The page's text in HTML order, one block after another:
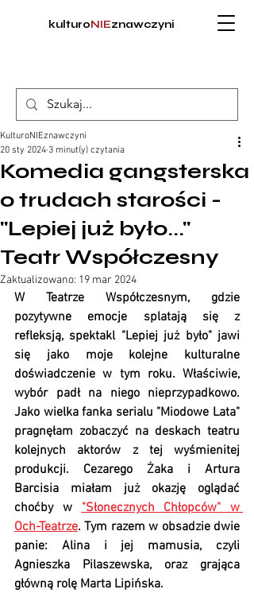
kulturoNIEznawczyni
Komedia gangsterska
o trudach starości -
"Lepiej już było..."
Teatr Współczesny
KulturoNIEznawczyni
20 sty 2024 3 minut(y) czytania
Zaktualizowano: 19 mar 2024
W Teatrze Współczesnym, gdzie
pozytywne emocje splatają się z
refleksją, spektakl "Lepiej już było" jawi
się jako moje kolejne kulturalne
doświadczenie w tym roku. Właściwie,
wybór padł na niego nieprzypadkowo.
Jako wielka fanka serialu "Miodowe Lata"
pragnęłam zobaczyć na deskach teatru
kolejnych aktorów z tej wyśmienitej
produkcji. Cezarego Żaka i Artura
Barcisia miałam już okazję oglądać
choćby w "Słonecznych Chłopców" w
Och-Teatrze. Tym razem w obsadzie dwie
panie: Alina i jej mamusia, czyli
Agnieszka Pilaszewska, oraz grająca
główną rolę Marta Lipińska.